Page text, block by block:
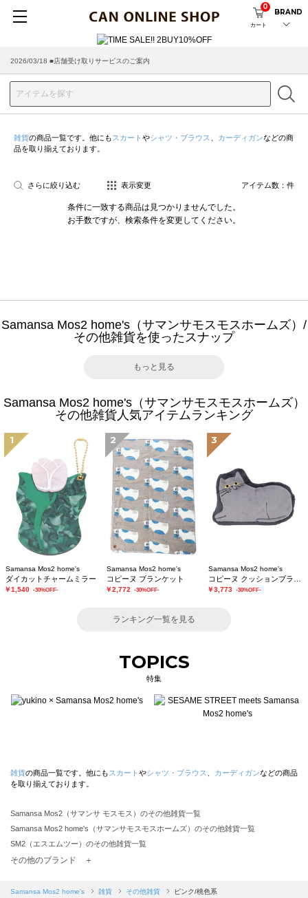
カート
0
BRAND
2026/03/18 ■店舗受け取りサービスのご案内
雑貨の商品一覧です。他にも スカート やシャツ・ブラウス カーディガンなどの商
品を取り揃えております。
さらに絞り込む 表示変更 アイテム数： 件
条件に一致する商品は見つかりませんでした。
お手数ですが、検索条件を変更してください。
Samansa Mos2 home's（サマンサモスモスホームズ）/
その他雑貨を使ったスナップ
もっと見る
Samansa Mos2 home's（サマンサモスモスホームズ）
その他雑貨人気アイテムランキング
1
Samansa Mos2 home's
ダイカットチャームミラー
￥1,540 -30%OFF-
2
Samansa Mos2 home's
コピーヌ ブランケット
￥2,772 -30%OFF-
3
Samansa Mos2 home's
￥3,773 -30%OFF-
ランキング一覧を見る
TOPICS
特集
雑貨の商品一覧です。他にも スカート やシャツ・ブラウス カーディガンなどの商品
を取り揃えております。
Samansa Mos2（サマンサ モスモス）のその他雑貨一覧
Samansa Mos2 home's（サマンサモスモスホームズ）のその他雑貨一覧
SM2（エスエムツー）のその他雑貨一覧
TSUHARU by Samansa Mos2（ツハルバイサマンサモスモス）のその他雑貨一覧
Samansa Mos2 blue（サマンサモスモス ブルー）のその他雑貨一覧
その他のブランド ＋
Samansa Mos2 home's 雑貨 その他雑貨 ピンク/桃色系